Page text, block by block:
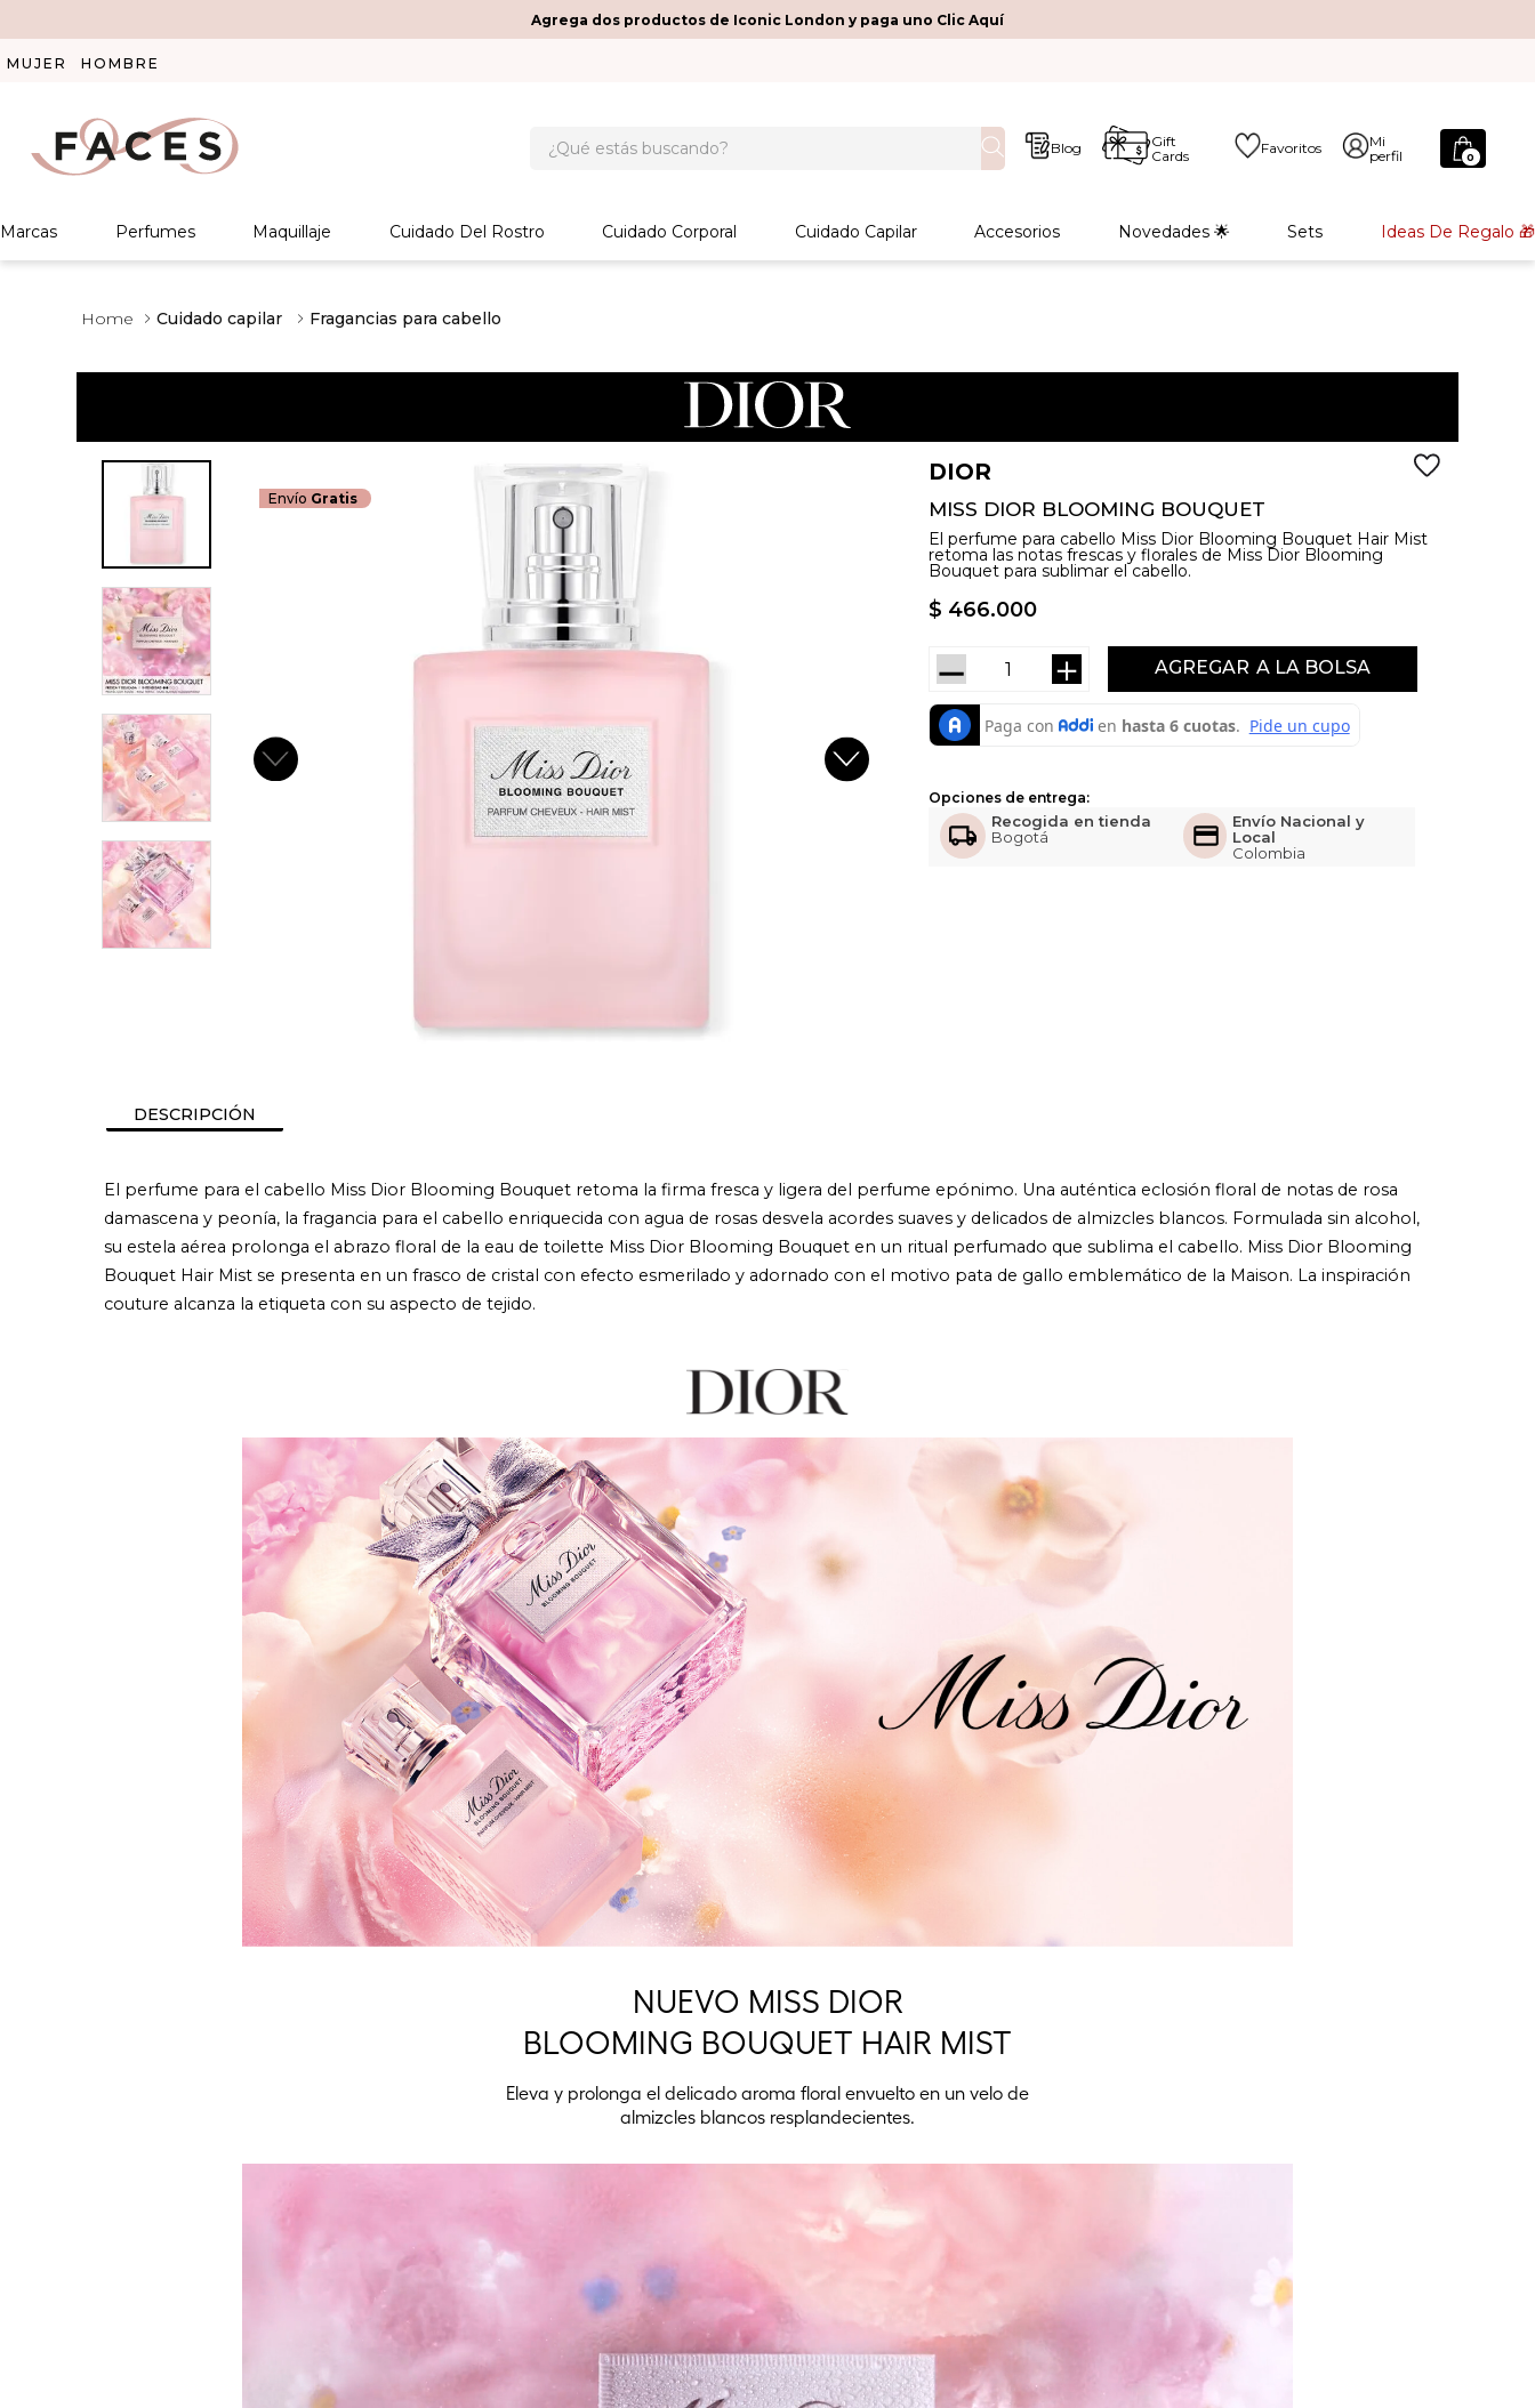
Agrega dos productos de Iconic London y paga uno Clic Aquí
MUJER HOMBRE
Blog
Gift
Cards
Favoritos
Mi
perfil
0
Marcas Perfumes Maquillaje Cuidado Del Rostro Cuidado Corporal Cuidado Capilar Accesorios Novedades 🌟 Sets Ideas De Regalo 🎁
Cuidado capilar Fragancias para cabello
Envío Gratis
DIOR
MISS DIOR BLOOMING BOUQUET
El perfume para cabello Miss Dior Blooming Bouquet Hair Mist
retoma las notas frescas y florales de Miss Dior Blooming
Bouquet para sublimar el cabello.
$ 466.000
AGREGAR
＋
－
Opciones de entrega:
Recogida en tienda
Bogotá
Envío Nacional y
Local
Colombia
DESCRIPCIÓN
El perfume para el cabello Miss Dior Blooming Bouquet retoma la firma fresca y ligera del perfume epónimo. Una auténtica eclosión floral de notas de rosa
damascena y peonía, la fragancia para el cabello enriquecida con agua de rosas desvela acordes suaves y delicados de almizcles blancos. Formulada sin alcohol,
su estela aérea prolonga el abrazo floral de la eau de toilette Miss Dior Blooming Bouquet en un ritual perfumado que sublima el cabello. Miss Dior Blooming
Bouquet Hair Mist se presenta en un frasco de cristal con efecto esmerilado y adornado con el motivo pata de gallo emblemático de la Maison. La inspiración
couture alcanza la etiqueta con su aspecto de tejido.